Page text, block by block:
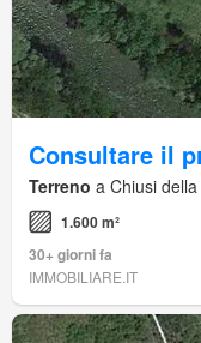
Consultare il
Terreno a Chiusi
1.600 m²
30+ giorni fa
IMMOBILIARE.IT